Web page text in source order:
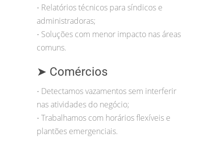
• Relatórios técnicos para síndicos e
administradoras;
• Soluções com menor impacto nas áreas
comuns.
➤ Comércios
• Detectamos vazamentos sem interferir
nas atividades do negócio;
• Trabalhamos com horários flexíveis e
plantões emergenciais.